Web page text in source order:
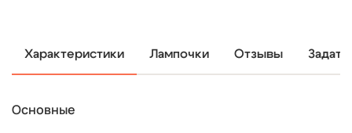
Характеристики Лампочки Отзывы
Основные